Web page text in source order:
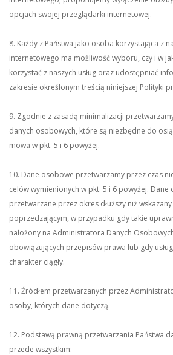
opcjach swojej przeglądarki internetowej.
8. Każdy z Państwa jako osoba korzystająca z
internetowego ma możliwość wyboru, czy i w
korzystać z naszych usług oraz udostępniać
zakresie określonym treścią niniejszej Polityki
9. Zgodnie z zasadą minimalizacji
danych osobowych, które są niezbędne do
mowa w pkt. 5 i 6 powyżej.
10. Dane osobowe przetwarzamy przez czas
celów wymienionych w pkt. 5 i 6 powyżej.
przetwarzane przez okres dłuższy niż
poprzedzającym, w przypadku gdy takie
nałożony na Administratora Danych
obowiązujących przepisów prawa lub gdy
charakter ciągły.
11. Źródłem przetwarzanych przez
osoby, których dane dotyczą.
12. Podstawą prawną przetwarzania Państwa
przede wszystkim: